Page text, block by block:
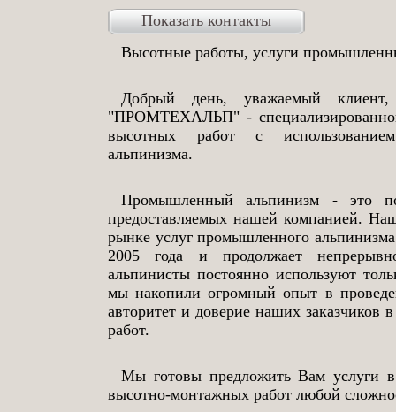
Показать контакты
Высотные работы, услуги
Добрый день, уважаемый
"ПРОМТЕХАЛЬП" -
высотных работ с
альпинизма.
Промышленный альпинизм - это
предоставляемых нашей компанией.
рынке услуг промышленного
2005 года и продолжает
альпинисты постоянно используют
мы накопили огромный опыт в
авторитет и доверие наших заказчиков
работ.
Мы готовы предложить Вам услуги
высотно-монтажных работ любой